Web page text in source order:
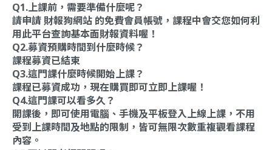
Q1.上課前，需要準備什麼呢？
請申請 財報狗網站 的免費會員帳號，課程中會交您如何利
用此平台查詢基本面財報資料喔！
Q2.募資預購時間到什麼時候？
課程募資已結束
Q3.這門課什麼時候開始上課？
課程已募資成功，現在購買即可立即上課喔！
Q4.這門課可以看多久？
開課後，即可使用電腦、手機及平板登入上線上課，不用
受到上課時間及地點的限制，皆可無限次數重複觀看課程
內容。